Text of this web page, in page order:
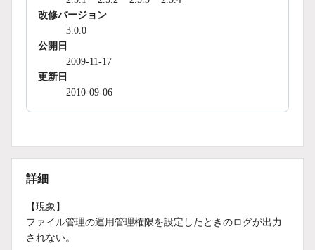
改修バージョン
3.0.0
公開日
2009-11-17
更新日
2010-09-06
詳細
【現象】
ファイル管理の運用管理権限を設定したときのログが出力
されない。